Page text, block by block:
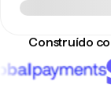
Construído